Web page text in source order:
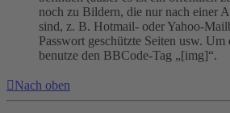
noch zu Bildern, die nur nach einer
sind, z. B. Hotmail- oder Yahoo-
Passwort geschützte Seiten usw.
benutze den BBCode-Tag „[img]“.
Nach oben